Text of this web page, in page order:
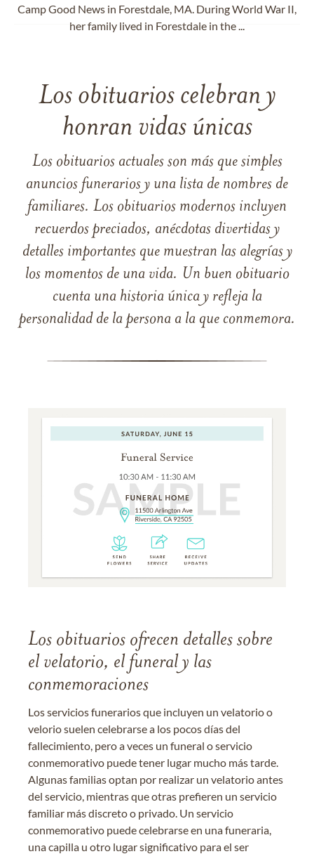
Camp Good News in Forestdale, MA. During World War II,
her family lived in Forestdale in the ...
Los obituarios celebran y
honran vidas únicas
Los obituarios actuales son más que simples
anuncios funerarios y una lista de nombres de
familiares. Los obituarios modernos incluyen
recuerdos preciados, anécdotas divertidas y
detalles importantes que muestran las alegrías y
los momentos de una vida. Un buen obituario
cuenta una historia única y refleja la
personalidad de la persona a la que conmemora.
Los obituarios ofrecen detalles sobre
el velatorio, el funeral y las
conmemoraciones
Los servicios funerarios que incluyen un velatorio o
velorio suelen celebrarse a los pocos días del
fallecimiento, pero a veces un funeral o servicio
conmemorativo puede tener lugar mucho más tarde.
Algunas familias optan por realizar un velatorio antes
del servicio, mientras que otras prefieren un servicio
familiar más discreto o privado. Un servicio
conmemorativo puede celebrarse en una funeraria,
una capilla u otro lugar significativo para el ser